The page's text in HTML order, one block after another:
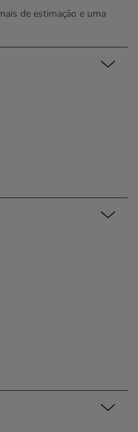
de estimação e uma